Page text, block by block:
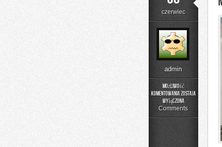
czerwiec
admin
Możliwość
komentowania
Catering
została
wyłączona
Comments